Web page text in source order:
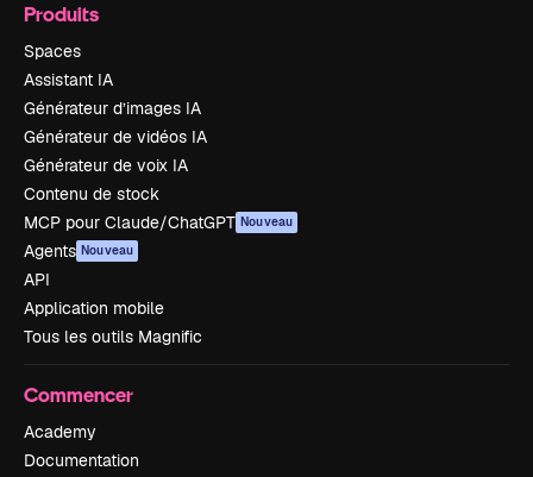
Produits
Spaces
Assistant IA
Générateur d’images IA
Générateur de vidéos IA
Générateur de voix IA
Contenu de stock
MCP pour Claude/ChatGPT Nouveau
Agents Nouveau
API
Application mobile
Tous les outils Magnific
Commencer
Academy
Documentation